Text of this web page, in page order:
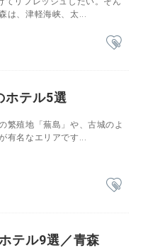
は、津軽海峡、太...
ホテル5選
繁殖地「蕪島」や、古城のよ
有名なエリアです...
テル9選／青森